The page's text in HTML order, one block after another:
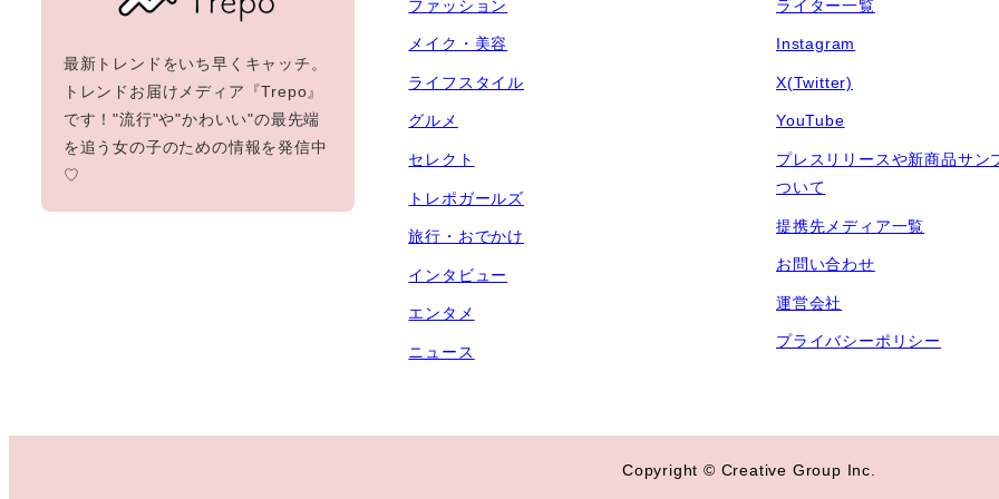
最新トレンドをいち早くキャッチ。
トレンドお届けメディア『Trepo』
です！"流行"や"かわいい"の最先端
を追う女の子のための情報を発信中
♡
ファッション
メイク・美容
ライフスタイル
グルメ
セレクト
トレポガールズ
旅行・おでかけ
インタビュー
エンタメ
ニュース
ライター一覧
Instagram
X(Twitter)
YouTube
プレスリリースや新商品サン
ついて
提携先メディア一覧
お問い合わせ
運営会社
プライバシーポリシー
Copyright © Creative Group Inc.